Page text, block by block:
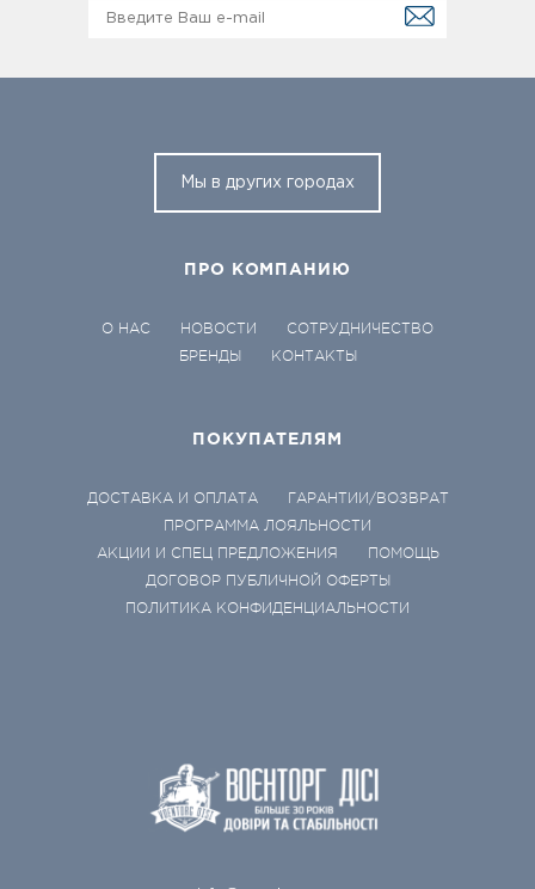
Мы в других городах
ПРО КОМПАНИЮ
О НАС НОВОСТИ
СОТРУДНИЧЕСТВО
БРЕНДЫ
КОНТАКТЫ
ПОКУПАТЕЛЯМ
ДОСТАВКА И ОПЛАТА
ГАРАНТИИ/ВОЗВРАТ
ПРОГРАММА ЛОЯЛЬНОСТИ
АКЦИИ И СПЕЦ ПРЕДЛОЖЕНИЯ
ПОМОЩЬ
ДОГОВОР ПУБЛИЧНОЙ ОФЕРТЫ
ПОЛИТИКА КОНФИДЕНЦИАЛЬНОСТИ